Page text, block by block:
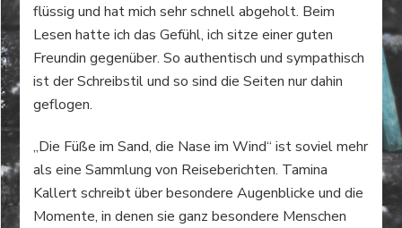
flüssig und hat mich sehr schnell abgeholt. Beim
Lesen hatte ich das Gefühl, ich sitze einer guten
Freundin gegenüber. So authentisch und sympathisch
ist der Schreibstil und so sind die Seiten nur dahin
geflogen.
„Die Füße im Sand, die Nase im Wind“ ist soviel mehr
als eine Sammlung von Reiseberichten. Tamina
Kallert schreibt über besondere Augenblicke und die
Momente, in denen sie ganz besondere Menschen